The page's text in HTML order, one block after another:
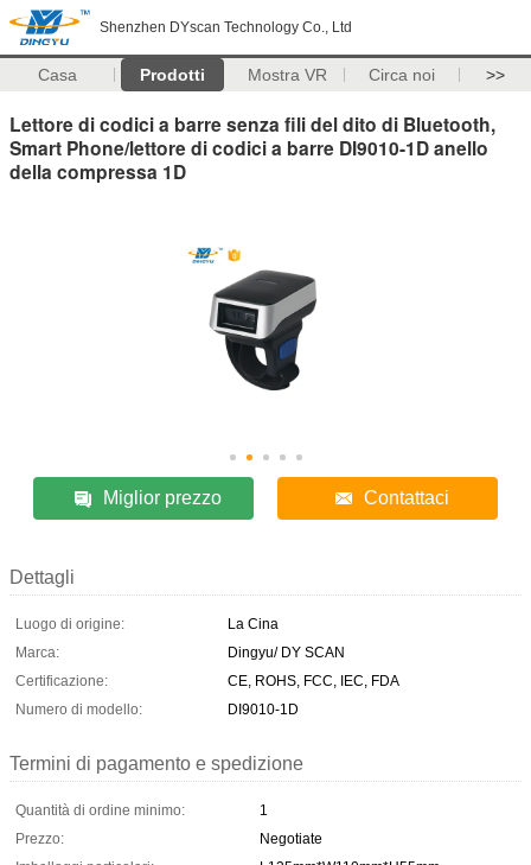
Shenzhen DYscan Technology Co., Ltd
Casa Prodotti Mostra VR Circa noi >>
Lettore di codici a barre senza fili del dito di Bluetooth,
Smart Phone/lettore di codici a barre DI9010-1D anello
della compressa 1D
Miglior prezzo Contattaci
Dettagli
Luogo di origine:
La Cina
Marca:
Dingyu/ DY SCAN
Certificazione:
CE, ROHS, FCC, IEC, FDA
Numero di modello:
DI9010-1D
Termini di pagamento e spedizione
Quantità di ordine minimo:
1
Prezzo:
Negotiate